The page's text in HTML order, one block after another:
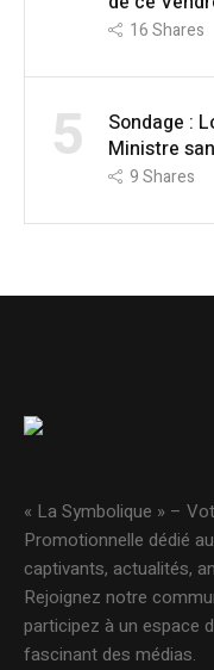
16Shares
5
Sondage :
Ministre
9Shares
« La Symbolique » –
Promotionnelle dédié
captivants, actualités,
Rejoignez notre
participez à un espace
fascinant des médias.